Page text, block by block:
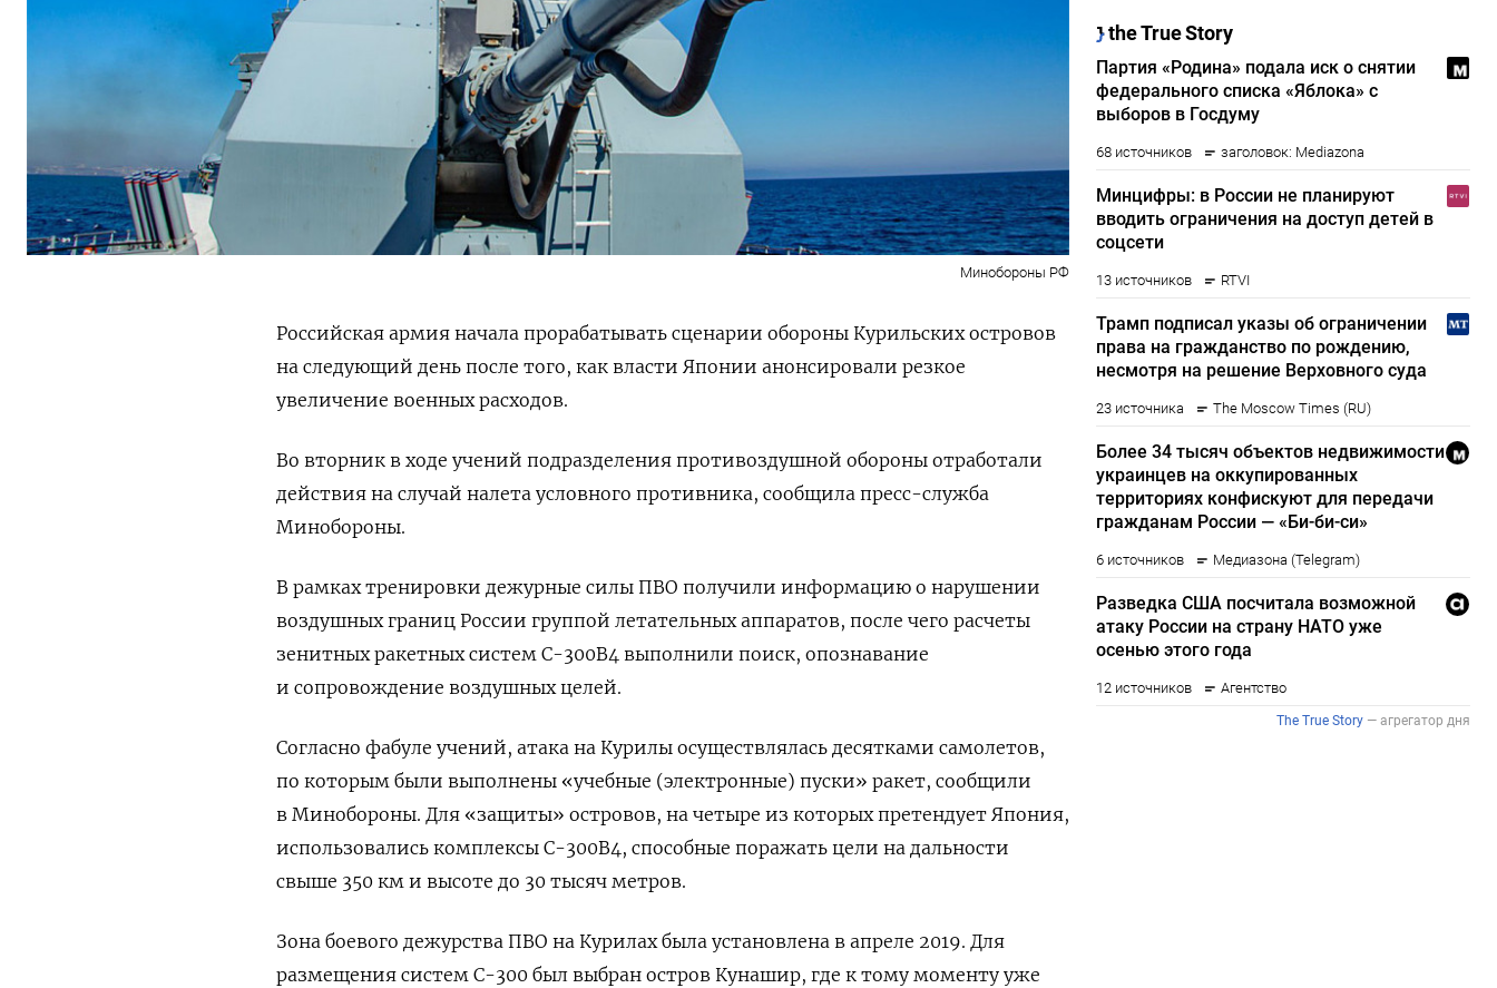
Минобороны РФ
Российская армия начала прорабатывать сценарии обороны Курильских островов
на следующий день после того, как власти Японии анонсировали резкое
увеличение военных расходов.
Во вторник в ходе учений подразделения противоздушной обороны отработали
действия на случай налета условного противника, сообщила пресс-служба
Минобороны.
В рамках тренировки дежурные силы ПВО получили информацию о нарушении
воздушных границ России группой летательных аппаратов, после чего расчеты
зенитных ракетных систем С-300В4 выполнили поиск, опознавание
и сопровождение воздушных целей.
Согласно фабуле учений, атака на Курилы осуществлялась десятками самолетов,
по которым были выполнены «учебные (электронные) пуски» ракет, сообщили
в Минобороны. Для «защиты» островов, на четыре из которых претендует Япония,
использовались комплексы С-300В4, способные поражать цели на дальности
свыше 350 км и высоте до 30 тысяч метров.
Зона боевого дежурства ПВО на Курилах была установлена в апреле 2019. Для
размещения систем С-300 был выбран остров Кунашир, где к тому моменту уже